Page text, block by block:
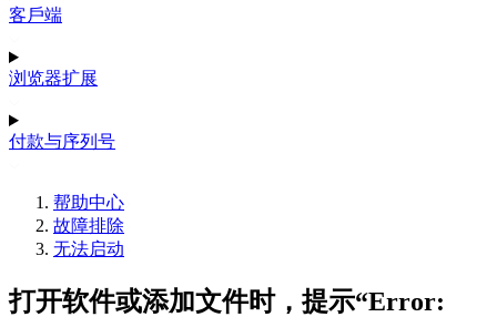
客戶端
浏览器扩展
付款与序列号
帮助中心
故障排除
无法启动
打开软件或添加文件时，提示“Error: